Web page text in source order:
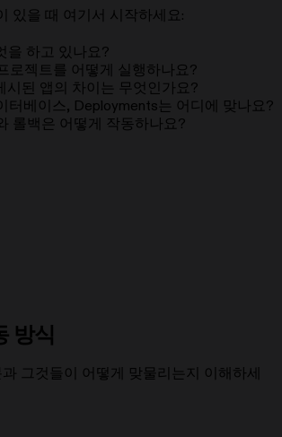
있을 때 여기서 시작하세요:
을 하고 있나요?
로젝트를 어떻게 실행하나요?
시된 앱의 차이는 무엇인가요?
터베이스, Deployments는 어디에 맞나요?
롤백은 어떻게 작동하나요?
방식
그것들이 어떻게 맞물리는지 이해하세